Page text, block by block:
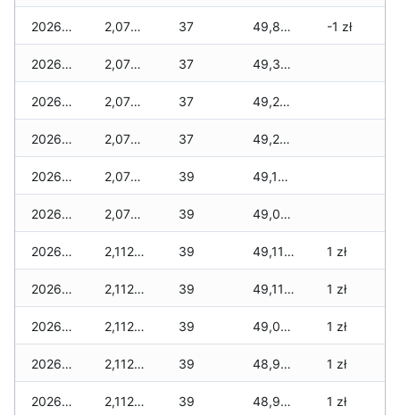
2026-04-17 2,077 zł 37 49,821 zł -1 zł
2026-04-16 2,077 zł 37 49,302 zł
2026-04-15 2,077 zł 37 49,267 zł
2026-04-14 2,077 zł 37 49,232 zł
2026-04-13 2,077 zł 39 49,197 zł
2026-04-12 2,077 zł 39 49,080 zł
2026-04-11 2,112 zł 39 49,116 zł 1 zł
2026-04-10 2,112 zł 39 49,116 zł 1 zł
2026-04-09 2,112 zł 39 49,081 zł 1 zł
2026-04-08 2,112 zł 39 48,982 zł 1 zł
2026-04-07 2,112 zł 39 48,982 zł 1 zł